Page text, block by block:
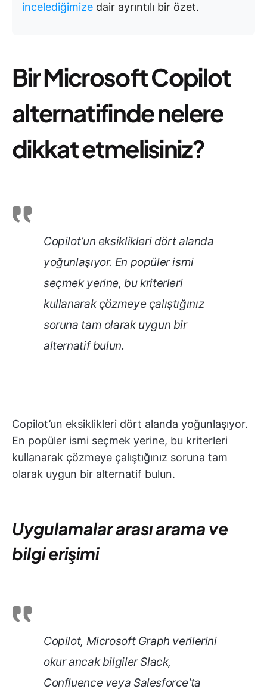
incelediğimize dair ayrıntılı bir özet.
Bir Microsoft Copilot
alternatifinde nelere
dikkat etmelisiniz?
Copilot’un eksiklikleri dört alanda
yoğunlaşıyor. En popüler ismi
seçmek yerine, bu kriterleri
kullanarak çözmeye çalıştığınız
soruna tam olarak uygun bir
alternatif bulun.
Copilot’un eksiklikleri dört alanda yoğunlaşıyor.
En popüler ismi seçmek yerine, bu kriterleri
kullanarak çözmeye çalıştığınız soruna tam
olarak uygun bir alternatif bulun.
Uygulamalar arası arama ve
bilgi erişimi
Copilot, Microsoft Graph verilerini
okur ancak bilgiler Slack,
Confluence veya Salesforce'ta